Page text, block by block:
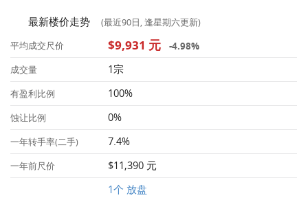
最新楼价走势
(最近90日, 逢星期六更新)
平均成交尺价
$9,931 元 -4.98%
成交量 1宗
有盈利比例 100%
蚀让比例 0%
一年转手率(二手) 7.4%
一年前尺价 $11,390 元
1个 放盘